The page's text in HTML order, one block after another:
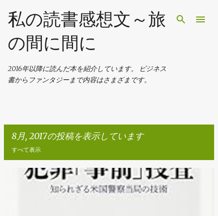
スキップしてメイン コンテンツに移動
私の読書感想文～旅
の間に間に
2016年以降に読んだ本を紹介しています。 ビジネス
書からファンタジーまで内容はさまざまです。
8月, 2017の投稿を表示しています
すべて表示